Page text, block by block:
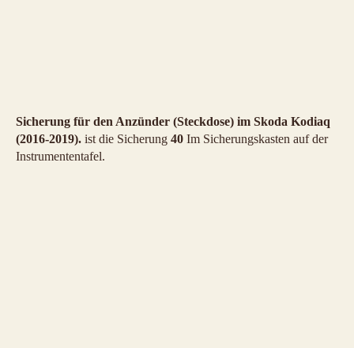
Sicherung für den Anzünder (Steckdose) im Skoda Kodiaq
(2016-2019). ist die Sicherung 40 Im Sicherungskasten auf der
Instrumententafel.